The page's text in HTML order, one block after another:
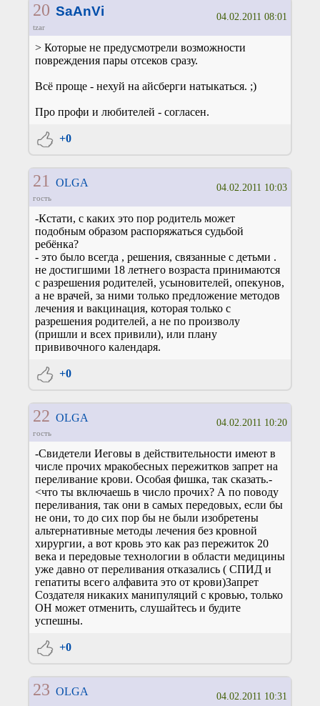
20 SaAnVi
tzar
04.02.2011 08:01
> Которые не предусмотрели возможности
повреждения пары отсеков сразу.
Всё проще - нехуй на айсберги натыкаться. ;)
Про профи и любителей - согласен.
+0
21 OLGA
гость
04.02.2011 10:03
-Кстати, с каких это пор родитель может
подобным образом распоряжаться судьбой
ребёнка?
- это было всегда , решения, связанные с детьми .
не достигшими 18 летнего возраста принимаются
с разрешения родителей, усыновителей, опекунов,
а не врачей, за ними только предложение методов
лечения и вакцинация, которая только с
разрешения родителей, а не по произволу
(пришли и всех привили), или плану
прививочного календаря.
+0
22 OLGA
гость
04.02.2011 10:20
-Свидетели Иеговы в действительности имеют в
числе прочих мракобесных пережитков запрет на
переливание крови. Особая фишка, так сказать.-
<что ты включаешь в число прочих? А по поводу
переливания, так они в самых передовых, если бы
не они, то до сих пор бы не были изобретены
альтернативные методы лечения без кровной
хирургии, а вот кровь это как раз пережиток 20
века и передовые технологии в области медицины
уже давно от переливания отказались ( СПИД и
гепатиты всего алфавита это от крови)Запрет
Создателя никаких манипуляций с кровью, только
ОН может отменить, слушайтесь и будите
успешны.
+0
23 OLGA 04.02.2011 10:31